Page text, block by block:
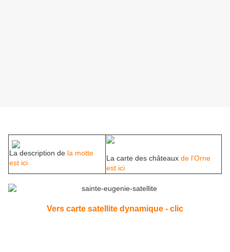
La description de la motte
est ici
La carte des châteaux de l'Orne
est ici
Vers carte satellite dynamique - clic